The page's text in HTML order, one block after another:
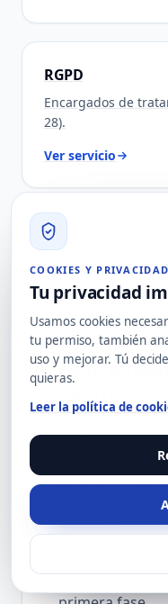
RGPD
Encargados de
28).
Ver servicio
Una foto
tu
segundos
Antes de
puedes
el dominio del
una foto
DNS/TLS,
conocidas).
completo, pero
COOKIES Y PRIVACIDAD
Tu privacidad
Usamos cookies
tu permiso, también
uso y mejorar. Tú
quieras.
Leer la política de